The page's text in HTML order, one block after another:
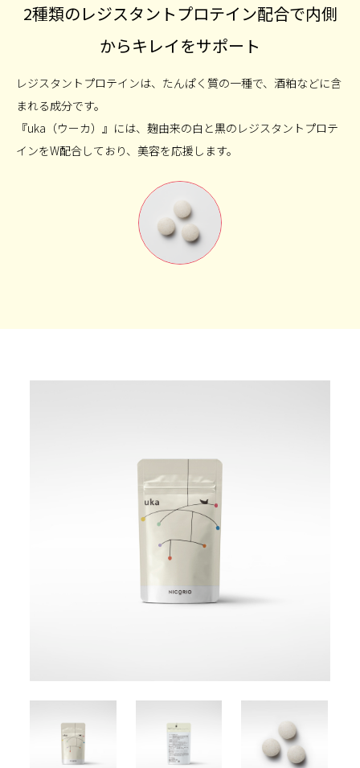
2種類のレジスタントプロテイン配合で内側
からキレイをサポート
レジスタントプロテインは、たんぱく質の一種で、酒粕などに含
まれる成分です。
『uka（ウーカ）』には、麹由来の白と黒のレジスタントプロテ
インをW配合しており、美容を応援します。